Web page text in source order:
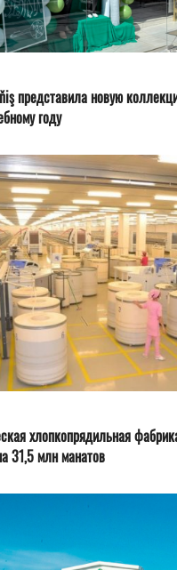
представила новую
году
хлопкопрядильная
31,5 млн манатов